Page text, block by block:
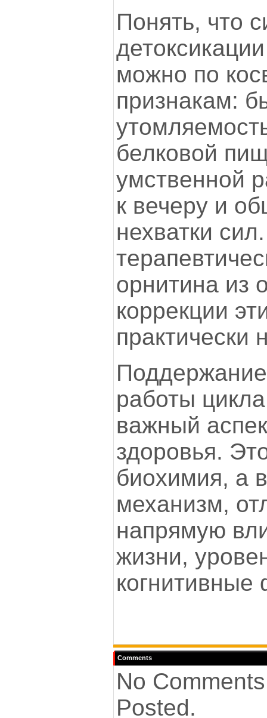
Понять, что
можно по
признакам:
белковой
умственной
к вечеру и
нехватки
орнитина из
коррекции
практически
работы
важный
здоровья.
биохимия, а
механизм,
напрямую
жизни,
когнитивные
Comments
No
Posted.